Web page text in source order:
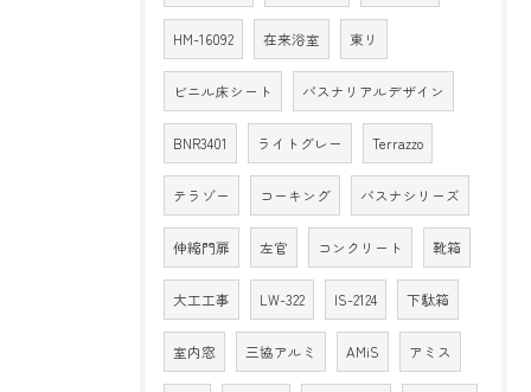
HM-16092 在来浴室 東リ
ビニル床シート バスナリアルデザイン
BNR3401 ライトグレー Terrazzo
テラゾー コーキング バスナシリーズ
伸縮門扉 左官 コンクリート 靴箱
大工工事 LW-322 IS-2124 下駄箱
室内窓 三協アルミ AMiS アミス